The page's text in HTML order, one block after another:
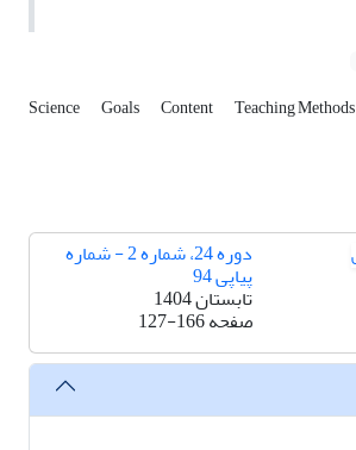
Science Goals Content Teaching Methods
دوره 24، شماره 2 - شماره
پیاپی 94
تابستان 1404
صفحه127-166